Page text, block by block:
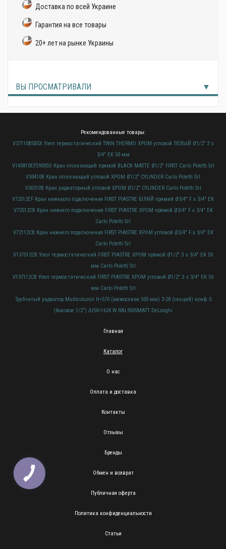
Доставка по всей Украине
Гарантия на все товары
20+ лет на рынке Украины
ВЫ ПРОСМАТРИВАЛИ
Рекомендованные товары:
V37110BSBSX Узел термостатический TWIN THERMO ХРОМ угловой ЛЕВЫЙ Ø1/2" З x
3/4" EK 50 мм
V140810EFS9005O Кран отсекающий прямой BLACK MATTE Ø1/2" FIRST Carlo Poletti Srl
V30410B Кран отсекающий угловой ХРОМ Ø1/2" CYLINDER Carlo Poletti Srl
V30310B Кран радиаторный угловой ХРОМ Ø1/2" CYLINDER Carlo Poletti Srl
V72512EF Кран нижнього підключення FIRST PIASTRE БІЛИЙ прямий Ø3/4" F x 3/4" EK
V72512CB Кран нижнего подключения FIRST PIASTRE ХРОМ прямой Ø3/4" F x 3/4" EK
Carlo Poletti Srl
V72112CB Кран нижнего подключения FIRST PIASTRE ХРОМ угловой Ø3/4" F x 3/4" EK
Carlo Poletti Srl
V137512CB Узел термостатический FIRST PIASTRE ХРОМ прямой Ø1/2" З x 3/4" EK 50
мм Carlo Poletti Srl
V137112CB Узел термостатический FIRST PIASTRE ХРОМ угловой Ø1/2" З x 3/4" EK 50
мм Carlo Poletti Srl
Трубчатый радиатор Multicolumn H=570 (межосевая 500 мм) 3-28 (секций) конф.0
(боковое 1/2") Δt50=1624 W RAL9005МATT DeLonghi
Главная
Каталог
О нас
Оплата и доставка
Контакты
Отзывы
Бренды
Обмен и возврат
Публичная оферта
Политика конфиденциальности
Статьи
КНОПКА
ЗВ'ЯЗКУ